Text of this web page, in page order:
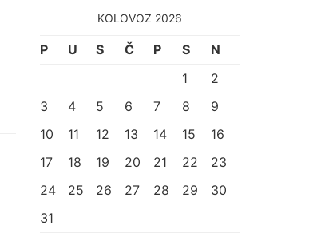
KOLOVOZ 2026
P U S Č P S
N
1
2
3
4 5 6 7 8
9
10
11 12 13 14 15
16
17
18 19 20 21 22
23
24
25 26 27 28 29
30
31